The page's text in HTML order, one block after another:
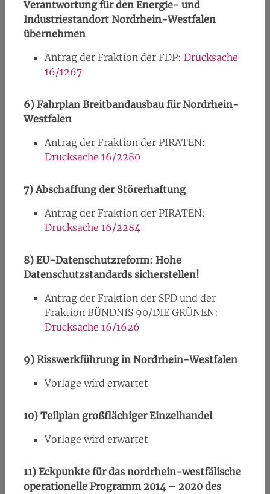
Verantwortung für den Energie- und
Industriestandort Nordrhein-Westfalen
übernehmen
Antrag der Fraktion der FDP: Drucksache
16/1267
6) Fahrplan Breitbandausbau für Nordrhein-
Westfalen
Antrag der Fraktion der PIRATEN:
Drucksache 16/2280
7)Abschaffung der Störerhaftung
Antrag der Fraktion der PIRATEN:
Drucksache 16/2284
8) EU-Datenschutzreform: Hohe
Datenschutzstandards sicherstellen!
Antrag der Fraktion der SPD und der
Fraktion BÜNDNIS 90/DIE GRÜNEN:
Drucksache 16/1626
9) Risswerkführung in Nordrhein-Westfalen
Vorlage wird erwartet
10) Teilplan großflächiger Einzelhandel
Vorlage wird erwartet
11) Eckpunkte für das nordrhein-westfälische
operationelle Programm 2014 – 2020 des